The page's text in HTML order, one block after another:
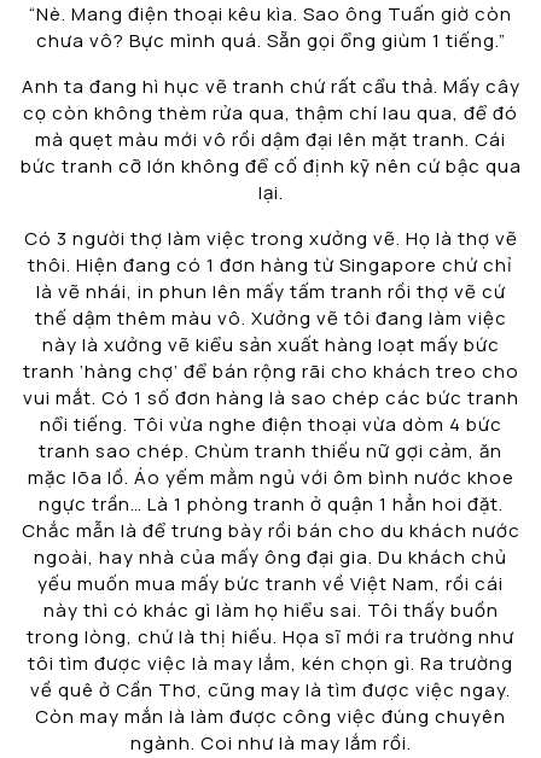
“Nè. Mang điện thoại kêu kìa. Sao ông Tuấn giờ còn
chưa vô? Bực mình quá. Sẵn gọi ổng giùm 1 tiếng.”
Anh ta đang hì hục vẽ tranh chứ rất cẩu thả. Mấy cây
cọ còn không thèm rửa qua, thậm chí lau qua, để đó
mà quẹt màu mới vô rồi dậm đại lên mặt tranh. Cái
bức tranh cỡ lớn không để cố định kỹ nên cứ bậc qua
lại.
Có 3 người thợ làm việc trong xưởng vẽ. Họ là thợ vẽ
thôi. Hiện đang có 1 đơn hàng từ Singapore chứ chỉ
là vẽ nhái, in phun lên mấy tấm tranh rồi thợ vẽ cứ
thế dậm thêm màu vô. Xưởng vẽ tôi đang làm việc
này là xưởng vẽ kiểu sản xuất hàng loạt mấy bức
tranh ‘hàng chợ’ để bán rộng rãi cho khách treo cho
vui mắt. Có 1 số đơn hàng là sao chép các bức tranh
nổi tiếng. Tôi vừa nghe điện thoại vừa dòm 4 bức
tranh sao chép. Chùm tranh thiếu nữ gợi cảm, ăn
mặc lõa lồ. Áo yếm mằm ngủ với ôm bình nước khoe
ngực trần… Là 1 phòng tranh ở quận 1 hẳn hoi đặt.
Chắc mẫn là để trưng bày rồi bán cho du khách nước
ngoài, hay nhà của mấy ông đại gia. Du khách chủ
yếu muốn mua mấy bức tranh về Việt Nam, rồi cái
này thì có khác gì làm họ hiểu sai. Tôi thấy buồn
trong lòng, chứ là thị hiếu. Họa sĩ mới ra trường như
tôi tìm được việc là may lắm, kén chọn gì. Ra trường
về quê ở Cần Thơ, cũng may là tìm được việc ngay.
Còn may mắn là làm được công việc đúng chuyên
ngành. Coi như là may lắm rồi.